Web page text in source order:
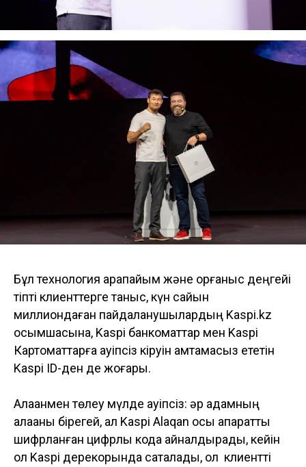
Бұл технология қарапайым және қорғаныс деңгейі
тіпті клиенттерге таныс, күн сайын
миллиондаған пайдаланушылардың Kaspi.kz
қосымшасына, Kaspi банкоматтар мен Kaspi
Картоматтарға қауіпсіз кіруін қамтамасыз ететін
Kaspi ID-ден де жоғары.
Алақанмен төлеу мүлде қауіпсіз: әр адамның
алақаны бірегей, ал Kaspi Alaqan осы ақпаратты
шифрланған цифрлық кодқа айналдырады, кейін
ол Kaspi дерекқорында сақталады, ол клиентті